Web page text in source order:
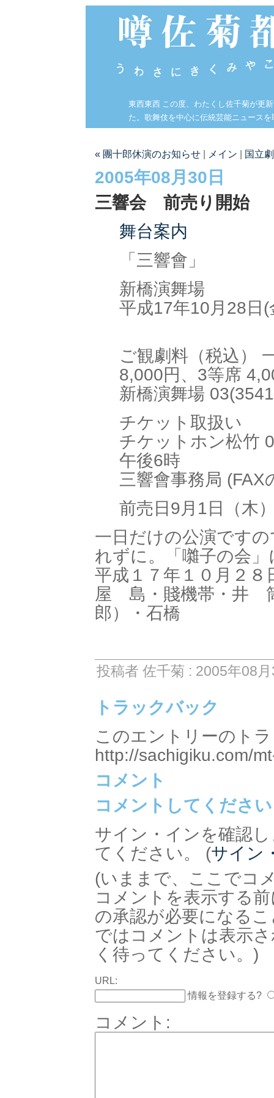
東西東西 この度、わたくし佐千菊が更
た。歌舞伎を中心に伝統芸能ニュース
« 團十郎休演のお知らせ メイン 国立
2005年08月30日
三響会 前売り開始
舞台案内
「三響會」
新橋演舞場
平成17年10月28日
ご観劇料（税込）
8,000円、3等席
新橋演舞場
チケット取扱い
チケットホン松竹
午後6時
三響會事務局
前売日9月1日（木
一日だけの公演です
れずに。「囃子の会
平成１７年１０月２８
屋 島・賤機帯・井
郎）・石橋
投稿者 佐千菊 : 2005年08
トラックバック
このエントリーのト
http://sachigiku.com/
コメント
コメントしてください
サイン・インを確認
てください。 (サイン
(いままで、ここでコ
コメントを表示する
の承認が必要になる
ではコメントは表示
く待ってください。)
URL:
情報を登録する?
コメント: